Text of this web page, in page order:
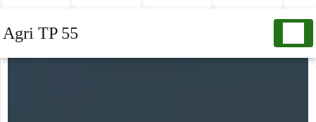
Agri TP 55
Panneau de gestion des cookies